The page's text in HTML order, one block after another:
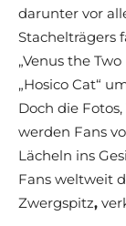
darunter vor
Stachelträgers
„Venus the
„Hosico Cat“
Doch die
werden Fans
Lächeln ins
Fans weltweit
Zwergspitz,